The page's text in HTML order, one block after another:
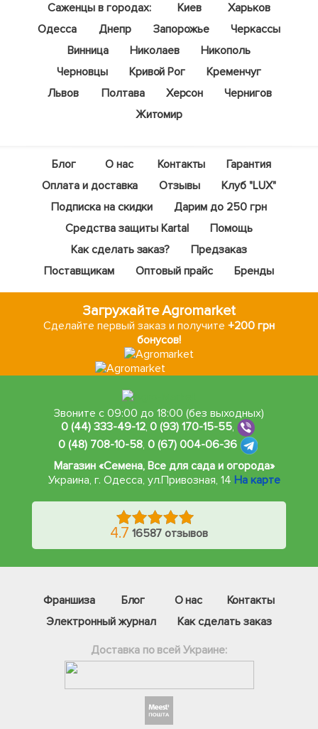
Саженцы в городах: Киев
Харьков
Одесса
Днепр Запорожье
Черкассы
Винница
Николаев
Никополь
Черновцы
Кривой Рог
Кременчуг
Львов
Полтава Херсон
Чернигов
Житомир
Блог О нас Контакты
Гарантия
Оплата и доставка
Отзывы
Клуб "LUX"
Подписка на скидки
Дарим до 250 грн
Средства защиты Kartal
Помощь
Как сделать заказ?
Предзаказ
Поставщикам
Оптовый прайс Бренды
Загружайте Agromarket
Сделайте первый заказ и получите +200 грн
бонусов!
Звоните с 09:00 до 18:00 (без выходных)
0 (44) 333-49-12,0 (93) 170-15-55,
0 (48) 708-10-58, 0 (67) 004-06-36
Магазин «Семена, Все для сада и огорода»
Украина, г. Одесса, ул.Привозная, 14 На карте
4.7 16587 отзывов
Франшиза Блог О нас
Контакты
Электронный журнал
Как сделать заказ
Доставка по всей Украине: